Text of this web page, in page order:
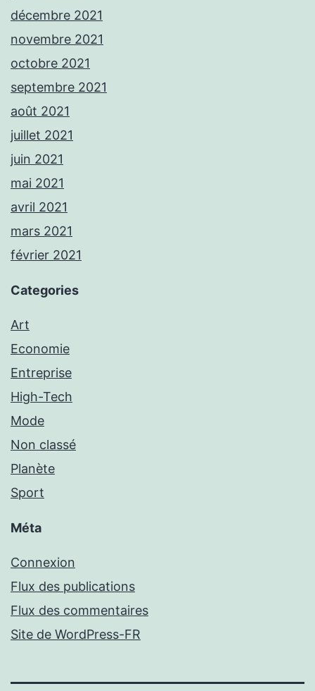
décembre 2021
novembre 2021
octobre 2021
septembre 2021
août 2021
juillet 2021
juin 2021
mai 2021
avril 2021
mars 2021
février 2021
Categories
Art
Economie
Entreprise
High-Tech
Mode
Non classé
Planète
Sport
Méta
Connexion
Flux des publications
Flux des commentaires
Site de WordPress-FR